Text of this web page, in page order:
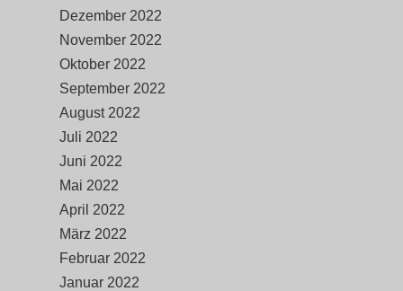
Dezember 2022
November 2022
Oktober 2022
September 2022
August 2022
Juli 2022
Juni 2022
Mai 2022
April 2022
März 2022
Februar 2022
Januar 2022